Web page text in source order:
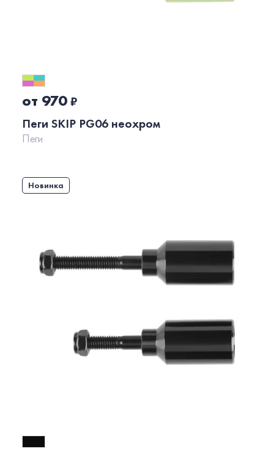
от 970₽
Пеги SKIP PG06 неохром
Пеги
Новинка